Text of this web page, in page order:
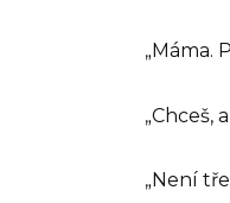
„Máma.
„Chceš,
„Není